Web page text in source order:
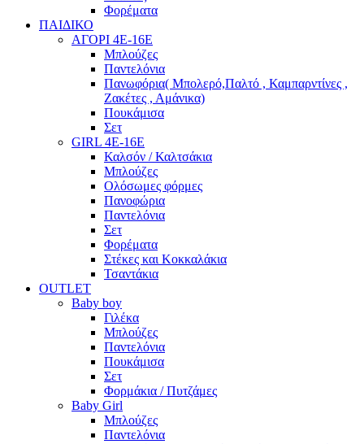
Φορέματα
ΠΑΙΔΙΚΟ
ΑΓΟΡΙ 4Ε-16Ε
Μπλούζες
Παντελόνια
Πανωφόρια( Μπολερό,Παλτό , Καμπαρντίνες ,
Ζακέτες , Αμάνικα)
Πουκάμισα
Σετ
GIRL 4Ε-16Ε
Καλσόν / Καλτσάκια
Μπλούζες
Ολόσωμες φόρμες
Πανοφώρια
Παντελόνια
Σετ
Φορέματα
Στέκες και Κοκκαλάκια
Τσαντάκια
OUTLET
Baby boy
Γιλέκα
Μπλούζες
Παντελόνια
Πουκάμισα
Σετ
Φορμάκια / Πυτζάμες
Baby Girl
Μπλούζες
Παντελόνια